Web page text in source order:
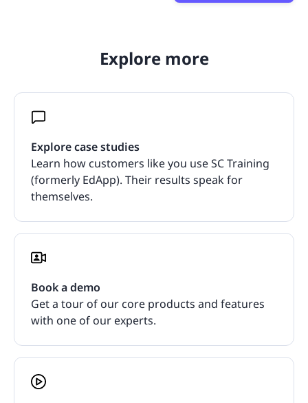
Explore more
Explore case studies
Learn how customers like you use SC Training
(formerly EdApp). Their results speak for
themselves.
Book a demo
Get a tour of our core products and features
with one of our experts.